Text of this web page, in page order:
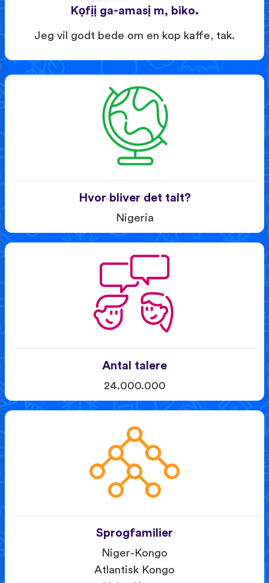
Kọfịị ga-amasị m, biko.
Jeg vil godt bede om en kop kaffe, tak.
Hvor bliver det talt?
Nigeria
Antal talere
24.000.000
Sprogfamilier
Niger-Kongo
Atlantisk Kongo